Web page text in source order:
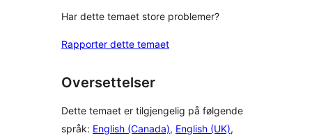
Har dette temaet store problemer?
Rapporter dette temaet
Oversettelser
Dette temaet er tilgjengelig på følgende
språk: English (Canada), English (UK),